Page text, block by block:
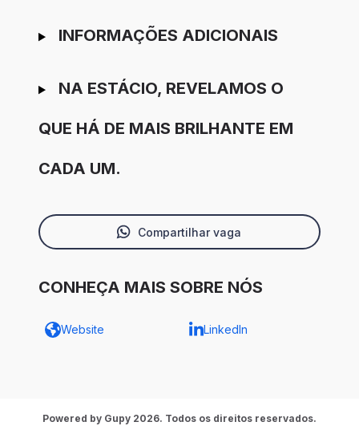
INFORMAÇÕES ADICIONAIS
NA ESTÁCIO, REVELAMOS O
QUE HÁ DE MAIS BRILHANTE EM
CADA UM.
Compartilhar vaga
CONHEÇA MAIS SOBRE NÓS
Website LinkedIn
Powered by Gupy 2026. Todos os direitos reservados.